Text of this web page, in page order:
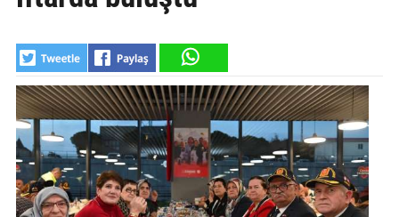
SAMSUNSPOR
GÜNDEM
SİYASET
EKONOMİ